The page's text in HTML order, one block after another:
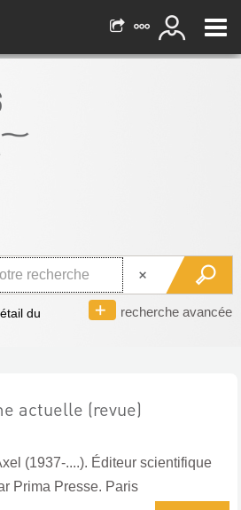
recherche avancée
du
actuelle (revue)
(1937-....). Éditeur scientifique
Prima Presse. Paris